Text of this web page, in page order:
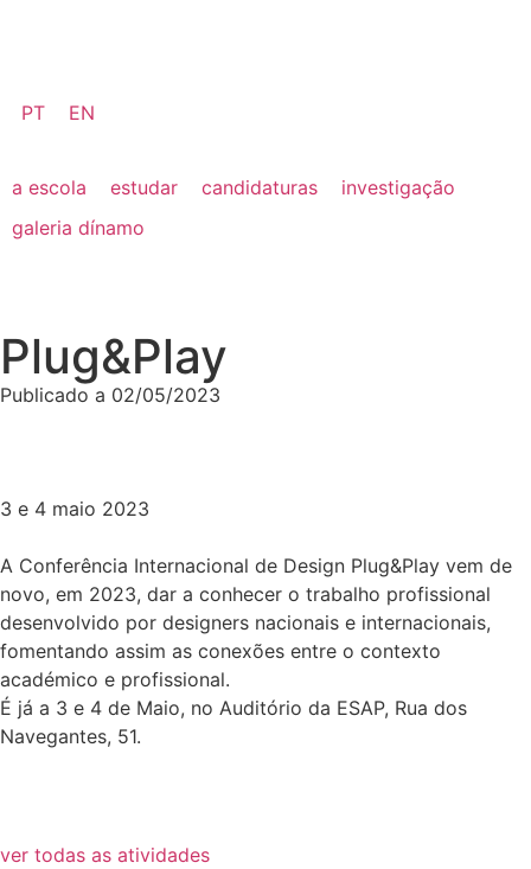
PT EN
a escola estudar candidaturas
investigação
galeria dínamo
Plug&Play
Publicado a 02/05/2023
3 e 4 maio 2023
A Conferência Internacional de Design Plug&Play vem de
novo, em 2023, dar a conhecer o trabalho profissional
desenvolvido por designers nacionais e internacionais,
fomentando assim as conexões entre o contexto
académico e profissional.
É já a 3 e 4 de Maio, no Auditório da ESAP, Rua dos
Navegantes, 51.
ver todas as atividades